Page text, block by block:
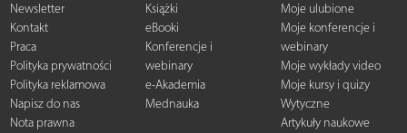
Newsletter
Kontakt
Praca
Polityka prywatności
Polityka reklamowa
Napisz do nas
Nota prawna
Książki
eBooki
Konferencje i
webinary
e-Akademia
Mednauka
Moje ulubione
Moje konferencje i
webinary
Moje wykłady video
Moje kursy i quizy
Wytyczne
Artykuły naukowe